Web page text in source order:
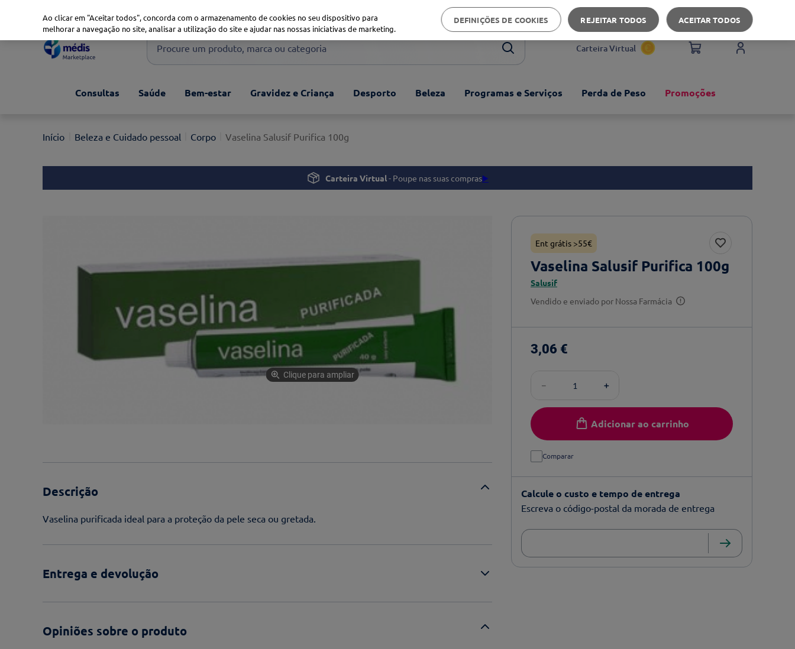
Apoio ao cliente
Procure um produto, marca ou categoria
1º xiaomi
3º now
Carteira Virtual
Consultas Saúde Bem-estar Gravidez e Criança Desporto Beleza Programas e Serviços Perda de Peso Promoções
Beleza e Cuidado pessoal Corpo Vaselina Salusif Purifica 100g
Carteira Virtual- Poupe nas suas compras▶️
Clique para ampliar
Descrição
Vaselina purificada ideal para a proteção da pele seca ou gretada.
Entrega e devolução
Opiniões sobre o produto
Ent grátis >55€
Vaselina Salusif Purifica 100g
Salusif
Vendido e enviado por Nossa Farmácia
3,06 €
＋
－
Adicionar ao carrinho
Comparar
Calcule o custo e tempo de entrega
Escreva o código-postal da morada de entrega
Ao clicar em "Aceitar todos", concorda com o armazenamento de cookies no seu dispositivo para
melhorar a navegação no site, analisar a utilização do site e ajudar nas nossas iniciativas de marketing.
DEFINIÇÕES DE COOKIES REJEITAR TODOS ACEITAR TODOS